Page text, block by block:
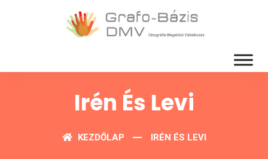
Irén És Levi
KEZDŐLAP IRÉN ÉS LEVI